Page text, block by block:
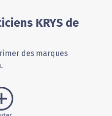
KRYS de
des marques